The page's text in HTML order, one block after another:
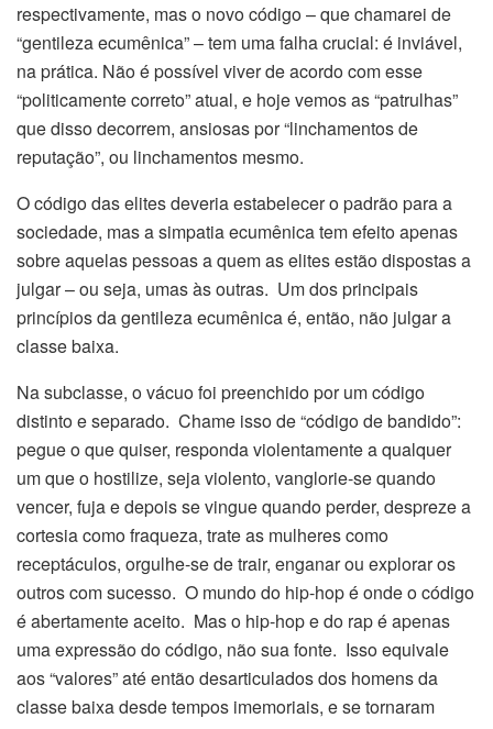
respectivamente, mas o novo código – que chamarei de
“gentileza ecumênica” – tem uma falha crucial: é inviável,
na prática. Não é possível viver de acordo com esse
“politicamente correto” atual, e hoje vemos as “patrulhas”
que disso decorrem, ansiosas por “linchamentos de
reputação”, ou linchamentos mesmo.
O código das elites deveria estabelecer o padrão para a
sociedade, mas a simpatia ecumênica tem efeito apenas
sobre aquelas pessoas a quem as elites estão dispostas a
julgar – ou seja, umas às outras. Um dos principais
princípios da gentileza ecumênica é, então, não julgar a
classe baixa.
Na subclasse, o vácuo foi preenchido por um código
distinto e separado. Chame isso de “código de bandido”:
pegue o que quiser, responda violentamente a qualquer
um que o hostilize, seja violento, vanglorie-se quando
vencer, fuja e depois se vingue quando perder, despreze a
cortesia como fraqueza, trate as mulheres como
receptáculos, orgulhe-se de trair, enganar ou explorar os
outros com sucesso. O mundo do hip-hop é onde o código
é abertamente aceito. Mas o hip-hop e do rap é apenas
uma expressão do código, não sua fonte. Isso equivale
aos “valores” até então desarticulados dos homens da
classe baixa desde tempos imemoriais, e se tornaram